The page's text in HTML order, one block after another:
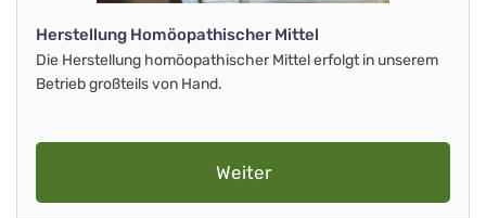
Herstellung Homöopathischer Mittel
Die Herstellung homöopathischer Mittel erfolgt in unserem
Betrieb großteils von Hand.
Weiter